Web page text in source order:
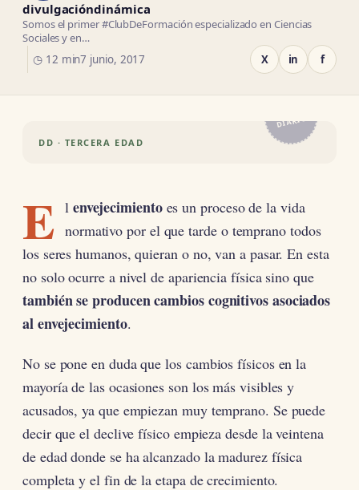
divulgacióndinámica
Somos el primer #ClubDeFormación especializado en Ciencias
Sociales y en…
◷ 12 min7 junio, 2017 X in f
DD · TERCERA EDAD
DIARIO
E l envejecimientoes un proceso de la vida
normativo por el que tarde o temprano todos
los seres humanos, quieran o no, van a pasar. En esta
no solo ocurre a nivel de apariencia física sino que
también se producen cambios cognitivos asociados
al envejecimiento.
No se pone en duda que los cambios físicos en la
mayoría de las ocasiones son los más visibles y
acusados, ya que empiezan muy temprano. Se puede
decir que el declive físico empieza desde la veintena
de edad donde se ha alcanzado la madurez física
completa y el fin de la etapa de crecimiento.